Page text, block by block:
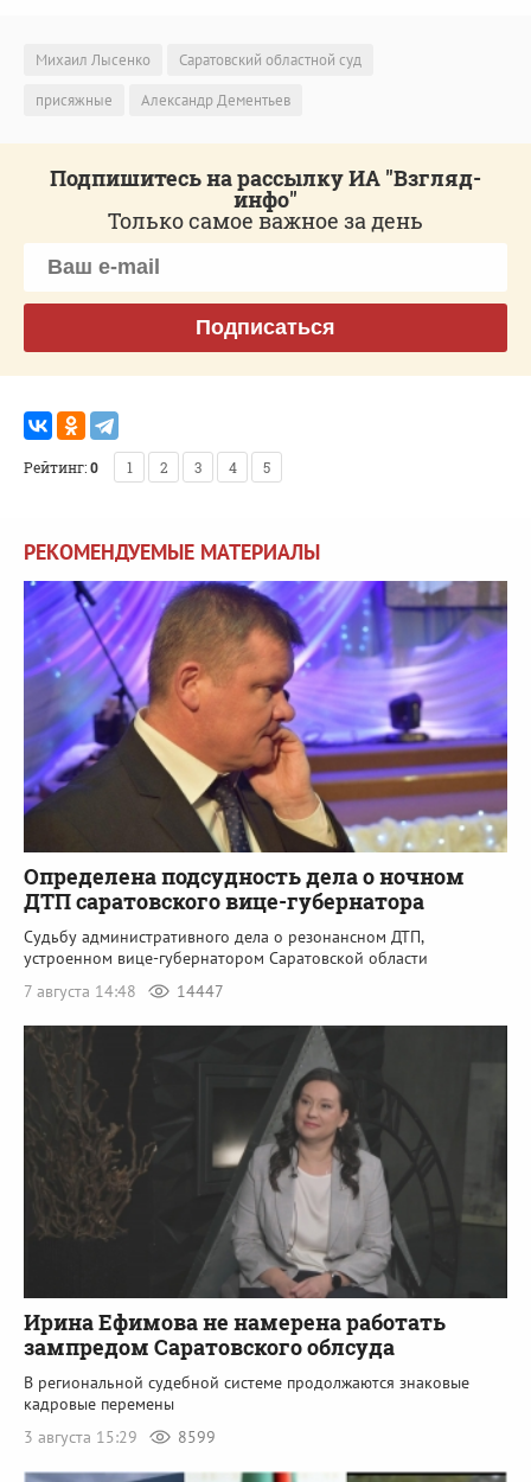
Михаил Лысенко
Саратовский областной суд
присяжные
Александр Дементьев
Подпишитесь на рассылку ИА "Взгляд-
инфо"
Только самое важное за день
Подписаться
Рейтинг:0 1 2 3 4 5
РЕКОМЕНДУЕМЫЕ МАТЕРИАЛЫ
Определена подсудность дела о ночном
ДТП саратовского вице-губернатора
Судьбу административного дела о резонансном ДТП,
устроенном вице-губернатором Саратовской области
7 августа 14:48
14447
Ирина Ефимова не намерена работать
зампредом Саратовского облсуда
В региональной судебной системе продолжаются знаковые
кадровые перемены
3 августа 15:29
8599